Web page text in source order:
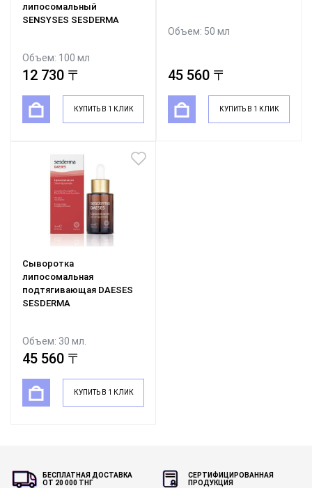
липосомальный
SENSYSES SESDERMA
Объем: 100 мл
12 730 〒
КУПИТЬ В 1 КЛИК
Объем: 50 мл
45 560 〒
КУПИТЬ В 1 КЛИК
Сыворотка
липосомальная
подтягивающая DAESES
SESDERMA
Объем: 30 мл.
45 560 〒
КУПИТЬ В 1 КЛИК
БЕСПЛАТНАЯ ДОСТАВКА
ОТ 20 000 ТНГ
СЕРТИФИЦИРОВАННАЯ
ПРОДУКЦИЯ